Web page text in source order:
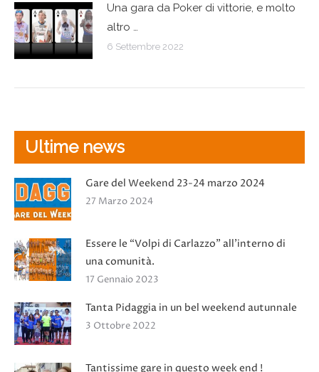
Una gara da Poker di vittorie, e molto
altro …
6 Settembre 2022
Ultime news
Gare del Weekend 23-24 marzo 2024
27 Marzo 2024
Essere le “Volpi di Carlazzo” all’interno di
una comunità.
17 Gennaio 2023
Tanta Pidaggia in un bel weekend autunnale
3 Ottobre 2022
Tantissime gare in questo week end !